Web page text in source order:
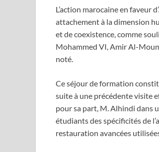
L’action marocaine en faveur
attachement à la dimension
et de coexistence, comme
Mohammed VI, Amir Al-
noté.
Ce séjour de formation
suite à une précédente visite
pour sa part, M. Alhindi dans
étudiants des spécificités de
restauration avancées